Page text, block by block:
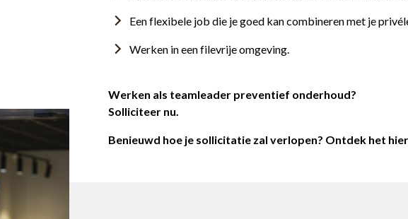
Een flexibele job die je goed kan combineren met je
Werken in een filevrije omgeving.
Werken als teamleader preventief onderhoud?
Solliciteer nu.
Benieuwd hoe je sollicitatie zal verlopen? Ontdek het hier